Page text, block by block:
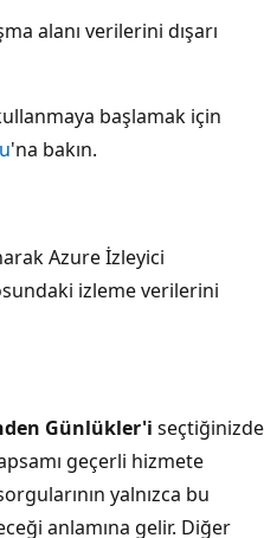
alanı verilerini dışarı
başlamak için
'na bakın.
Azure İzleyici
izleme verilerini
Günlükler'i seçtiğinizde
geçerli hizmete
yalnızca bu
anlamına gelir. Diğer